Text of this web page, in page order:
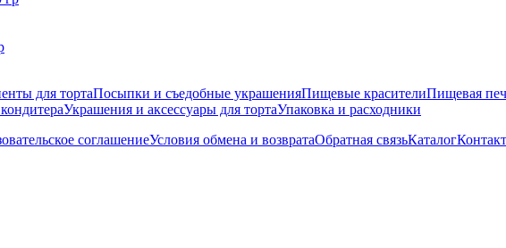
для тортаПосыпки и съедобные украшенияПищевые красителиПищевая
Украшения и аксессуары для тортаУпаковка и расходники
соглашениеУсловия обмена и возвратаОбратная связьКаталог